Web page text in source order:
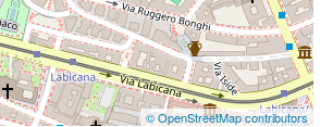
© OpenStreetMap contributors